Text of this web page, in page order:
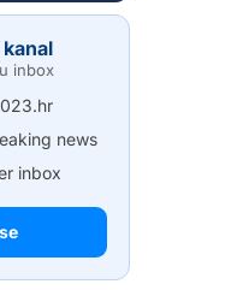
inbox
news
inbox